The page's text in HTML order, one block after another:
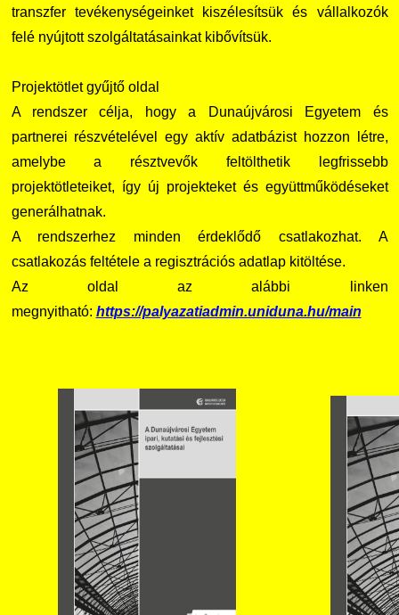
transzfer tevékenységeinket kiszélesítsük és vállalkozók
felé nyújtott szolgáltatásainkat kibővítsük.
Projektötlet gyűjtő oldal
A rendszer célja, hogy a Dunaújvárosi Egyetem és
partnerei részvételével egy aktív adatbázist hozzon létre,
amelybe a résztvevők feltölthetik legfrissebb
projektötleteiket, így új projekteket és együttműködéseket
generálhatnak.
A rendszerhez minden érdeklődő csatlakozhat. A
csatlakozás feltétele a regisztrációs adatlap kitöltése.
Az oldal az alábbi linken
megnyitható: https://palyazatiadmin.uniduna.hu/main